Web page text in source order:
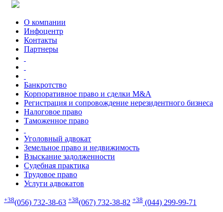
О компании
Инфоцентр
Контакты
Партнеры
Банкротство
Корпоративное право и сделки M&A
Регистрация и сопровождение нерезидентного бизнеса
Налоговое право
Таможенное право
Уголовный адвокат
Земельное право и недвижимость
Взыскание задолженности
Судебная практика
Трудовое право
Услуги адвокатов
+38(056) 732-38-63 +38(067) 732-38-82 +38 (044) 299-99-71